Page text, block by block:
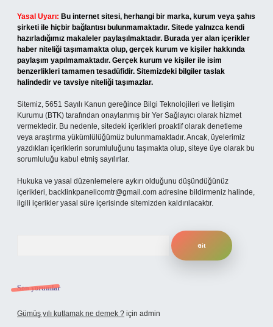
Yasal Uyarı: Bu internet sitesi, herhangi bir marka, kurum veya şahıs
şirketi ile hiçbir bağlantısı bulunmamaktadır. Sitede yalnızca kendi
hazırladığımız makaleler paylaşılmaktadır. Burada yer alan içerikler
haber niteliği taşımamakta olup, gerçek kurum ve kişiler hakkında
paylaşım yapılmamaktadır. Gerçek kurum ve kişiler ile isim
benzerlikleri tamamen tesadüfidir. Sitemizdeki bilgiler taslak
halindedir ve tavsiye niteliği taşımazlar.
Sitemiz, 5651 Sayılı Kanun gereğince Bilgi Teknolojileri ve İletişim
Kurumu (BTK) tarafından onaylanmış bir Yer Sağlayıcı olarak hizmet
vermektedir. Bu nedenle, sitedeki içerikleri proaktif olarak denetleme
veya araştırma yükümlülüğümüz bulunmamaktadır. Ancak, üyelerimiz
yazdıkları içeriklerin sorumluluğunu taşımakta olup, siteye üye olarak bu
sorumluluğu kabul etmiş sayılırlar.
Hukuka ve yasal düzenlemelere aykırı olduğunu düşündüğünüz
içerikleri, backlinkpanelicomtr@gmail.com adresine bildirmeniz halinde,
ilgili içerikler yasal süre içerisinde sitemizden kaldırılacaktır.
Son yorumlar
Gümüş yılı kutlamak ne demek ? için admin